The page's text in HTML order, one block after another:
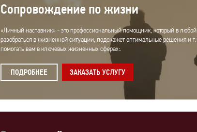
Сопровождение по жизни
«Личный наставник» - это профессиональный помощник, который в
разобраться в жизненной ситуации, подскажет оптимальные решения
помогать вам в ключевых жизненных сферах:.
ПОДРОБНЕЕ ЗАКАЗАТЬ УСЛУГУ